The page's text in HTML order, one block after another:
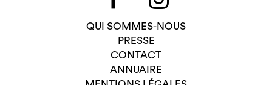
QUI SOMMES-NOUS
PRESSE
CONTACT
ANNUAIRE